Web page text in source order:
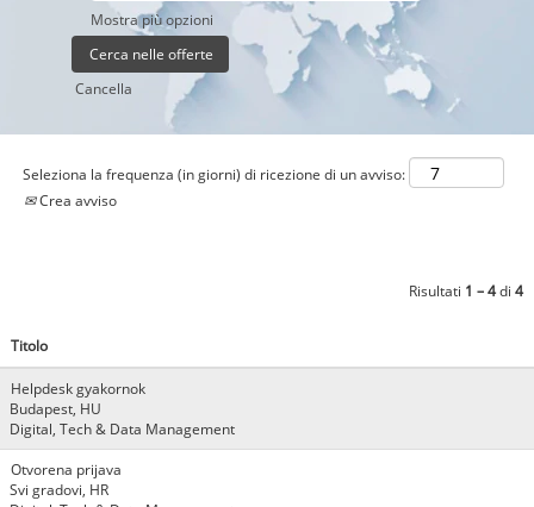
Mostra più opzioni
Cancella
Seleziona la frequenza (in giorni) di ricezione di un avviso:
Crea avviso
Risultati 1 – 4di 4
Titolo
Helpdesk gyakornok
Budapest, HU
Digital, Tech & Data Management
Otvorena prijava
Svi gradovi, HR